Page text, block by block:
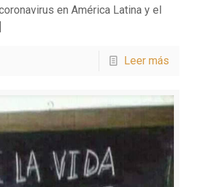
en América Latina y el
Leer más